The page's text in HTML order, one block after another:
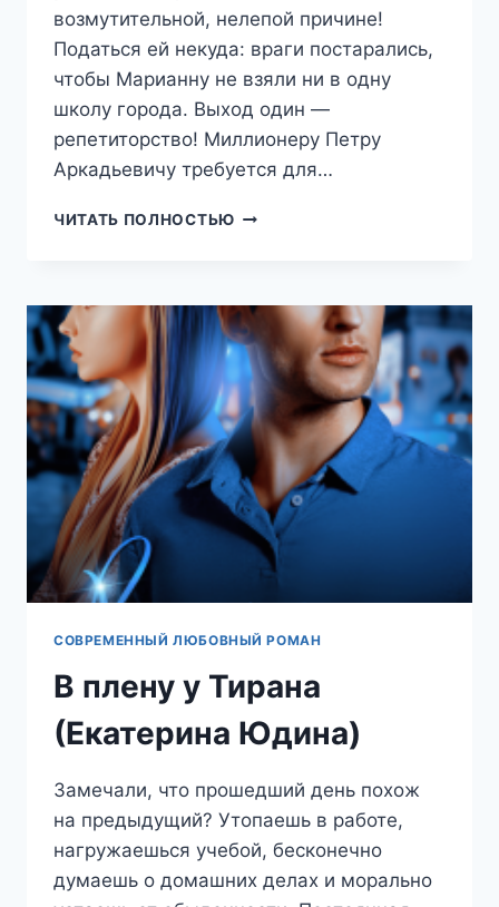
возмутительной, нелепой причине!
Податься ей некуда: враги постарались,
чтобы Марианну не взяли ни в одну
школу города. Выход один —
репетиторство! Миллионеру Петру
Аркадьевичу требуется для…
ЧИТАТЬ ПОЛНОСТЬЮ АНГЛИЙСКИЙ
КОРСАРОВА)
СОВРЕМЕННЫЙ ЛЮБОВНЫЙ РОМАН
В плену у Тирана
(Екатерина Юдина)
Замечали, что прошедший день похож
на предыдущий? Утопаешь в работе,
нагружаешься учебой, бесконечно
думаешь о домашних делах и морально